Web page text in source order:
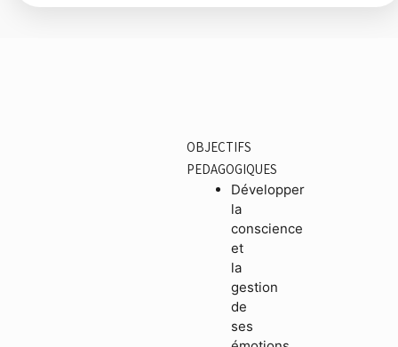
OBJECTIFS
PEDAGOGIQUES
Développer
la
conscience
et
la
gestion
de
ses